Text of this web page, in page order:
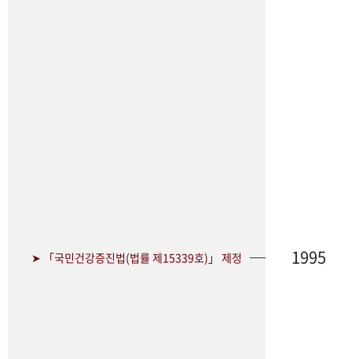
➤ 「국민건강증진법(법률 제15339호)」 제정 1995